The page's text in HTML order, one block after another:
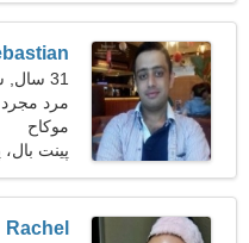
31 سال, سرطان
28
موکاح
پینت بال،
Rachel